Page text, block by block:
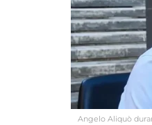
Angelo Aliquò